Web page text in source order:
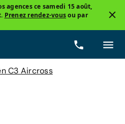
agences ce samedi 15 août,
Prenez rendez-vousou par
C3 Aircross